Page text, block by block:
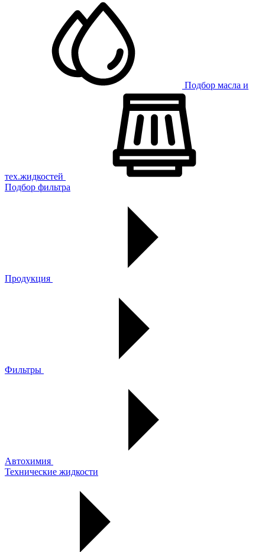
Подбор масла и
тех.жидкостей
Подбор фильтра
Продукция
Фильтры
Автохимия
Технические жидкости